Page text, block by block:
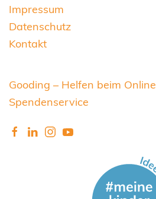
Impressum
Datenschutz
Kontakt
Gooding – Helfen beim
Spendenservice